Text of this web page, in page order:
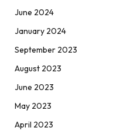
June 2024
January 2024
September 2023
August 2023
June 2023
May 2023
April 2023